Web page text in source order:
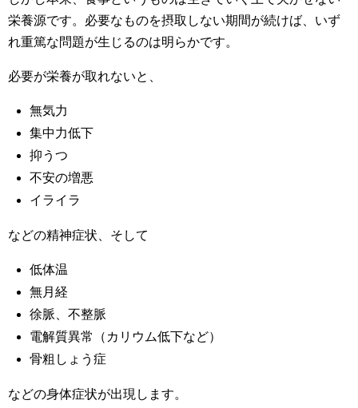
栄養源です。必要なものを摂取しない期間が続けば、いず
れ重篤な問題が生じるのは明らかです。
必要が栄養が取れないと、
無気力
集中力低下
抑うつ
不安の増悪
イライラ
などの精神症状、そして
低体温
無月経
徐脈、不整脈
電解質異常（カリウム低下など）
骨粗しょう症
などの身体症状が出現します。